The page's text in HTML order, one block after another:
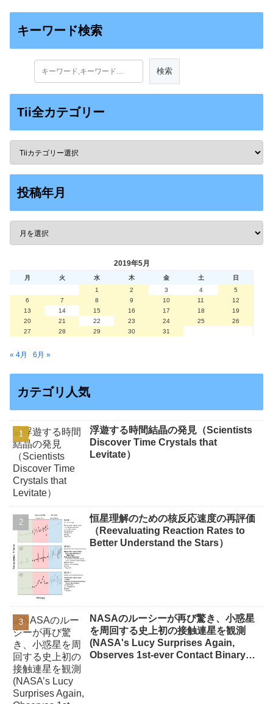
キーワード検索
Tii全カテゴリー
投稿年月
2019年5月
月 火 水 木 金 土
日
1
2 3 4
5
6
7 8 9 10 11
12
13
14 15 16 17 18
19
20
21 22 23 24 25
26
27
28 29 30 31
« 4月 6月 »
カテゴリ人気
浮遊する時間結晶の発見（Scientists
Discover Time Crystals that
Levitate）
恒星理解のための核反応速度の再評価
（Reevaluating Reaction Rates to
Better Understand the Stars）
NASAのルーシーが再び驚き、小惑星
を周回する史上初の接触連星を観測
(NASA's Lucy Surprises Again,
Observes 1st-ever Contact Binary